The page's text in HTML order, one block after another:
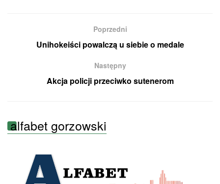
Poprzedni
Unihokeiści powalczą u siebie o medale
Następny
Akcja policji przeciwko sutenerom
alfabet gorzowski